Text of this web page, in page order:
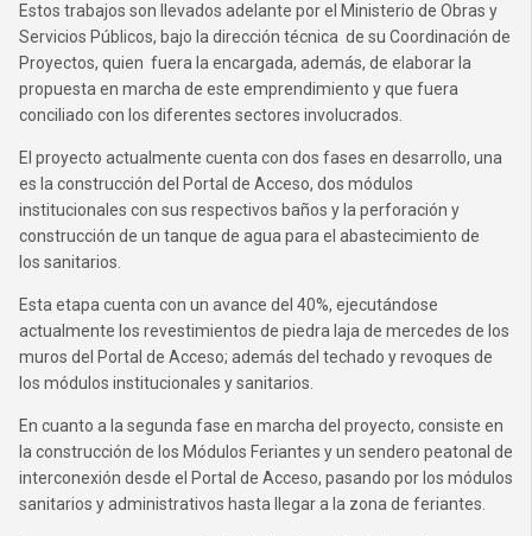
Estos trabajos son llevados adelante por el Ministerio de Obras y
Servicios Públicos, bajo la dirección técnica de su Coordinación de
Proyectos, quien fuera la encargada, además, de elaborar la
propuesta en marcha de este emprendimiento y que fuera
conciliado con los diferentes sectores involucrados.
El proyecto actualmente cuenta con dos fases en desarrollo, una
es la construcción del Portal de Acceso, dos módulos
institucionales con sus respectivos baños y la perforación y
construcción de un tanque de agua para el abastecimiento de
los sanitarios.
Esta etapa cuenta con un avance del 40%, ejecutándose
actualmente los revestimientos de piedra laja de mercedes de los
muros del Portal de Acceso; además del techado y revoques de
los módulos institucionales y sanitarios.
En cuanto a la segunda fase en marcha del proyecto, consiste en
la construcción de los Módulos Feriantes y un sendero peatonal de
interconexión desde el Portal de Acceso, pasando por los módulos
sanitarios y administrativos hasta llegar a la zona de feriantes.